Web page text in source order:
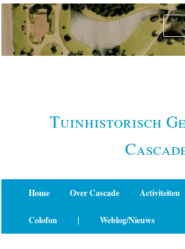
Spring
naar
primaire
Tuinhistorisch
Home Over Cascade Activiteiten
Colofon | Weblog/Nieuws